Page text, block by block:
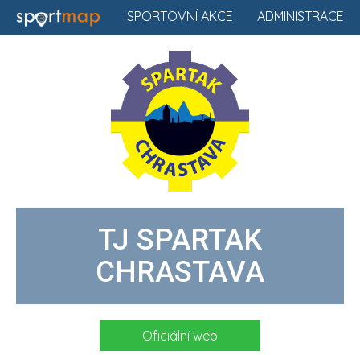
ADMINISTRACE
SPORTOVNÍ AKCE
TJ SPARTAK
CHRASTAVA
Oficiální web